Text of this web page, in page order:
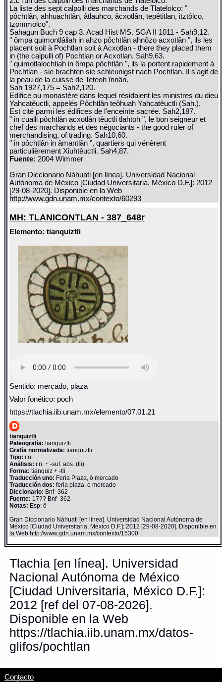
La liste des sept calpolli des marchands de Tlatelolco: "
pôchtlân, ahhuachtlân, âtlauhco, âcxotlân, tepêtitlan, itztôlco,
tzommolco".
Sahagun Buch 9 cap 3. Acad Hist MS. SGA II 1011 - Sah9,12.
" ômpa quimontlâliah in ahzo pôchtlân ahnôzo acxotlân ", ils les
placent soit à Pochtlan soit à Acxotlan - there they placed them
in (the calpulli of) Pochtlan or Acxotlan. Sah9,63.
" quimotlalochtiah in ômpa pôchtlân ", ils la portent rapidement à
Pochtlan - sie brachten sie schleunigst nach Pochtlan. Il s'agit de
la peau de la cuisse de Teteoh înnân.
Sah 1927,175 = Sah2,120.
Edifice ou monastère dans lequel résidaient les ministres du dieu
Yahcatêuctli, appelés Pôchtlân teôhuah Yahcatêuctli (Sah.).
Est cité parmi les édifices de l'enceinte sacrée. Sah2,187.
" in cualli pôchtlân acxotlân têuctli tlahtoh ", le bon seigneur et
chef des marchands et des négociants - the good ruler of
merchandising, of trading. Sah10,60.
" in pôchtlân in âmantlân ", quartiers qui vénèrent
particulièrement Xiuhtêuctli. Sah4,87.
Fuente: 2004 Wimmer
Gran Diccionario Náhuatl [en línea]. Universidad Nacional
Autónoma de México [Ciudad Universitaria, México D.F.]: 2012
[29-08-2020]. Disponible en la Web
http://www.gdn.unam.mx/contexto/60293
MH: TLANICONTLAN - 387_648r
Elemento:tianquiztli
Sentido: mercado, plaza
Valor fonético: poch
https://tlachia.iib.unam.mx/elemento/07.01.21
tianquiztli
Paleografía: tianquiztli
Grafía normalizada: tianquiztli
Tipo: r.n.
Análisis: r.n. + -suf. abs. (tli)
Forma: tianquiz + -tli
Traducción uno: Feria Plaza, ô mercado
Traducción dos: feria plaza, o mercado
Diccionario: Bnf_362
Fuente: 17?? Bnf_362
Notas: Esp: ô--
Gran Diccionario Náhuatl [en línea]. Universidad Nacional Autónoma de
México [Ciudad Universitaria, México D.F.]: 2012 [29-08-2020]. Disponible en
la Web http://www.gdn.unam.mx/contexto/15300
Tlachia [en línea]. Universidad
Nacional Autónoma de México
[Ciudad Universitaria, México D.F.]:
2012 [ref del 07-08-2026].
Disponible en la Web
https://tlachia.iib.unam.mx/datos-
glifos/pochtlan
Contacto